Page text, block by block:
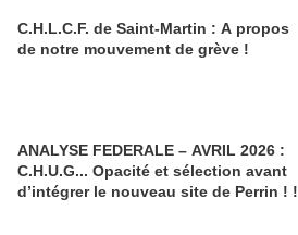
C.H.L.C.F. de Saint-Martin : A propos
de notre mouvement de grève !
ANALYSE FEDERALE – AVRIL 2026 :
C.H.U.G... Opacité et sélection avant
d’intégrer le nouveau site de Perrin ! !